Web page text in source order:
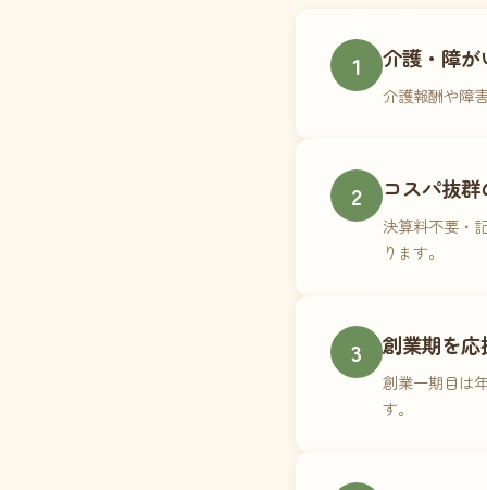
1 介護・障
介護報酬や障
2 コスパ抜
決算料不要・
ります。
3 創業期を応
創業一期目は
す。